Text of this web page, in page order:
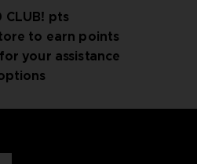
pts
to earn points
your assistance